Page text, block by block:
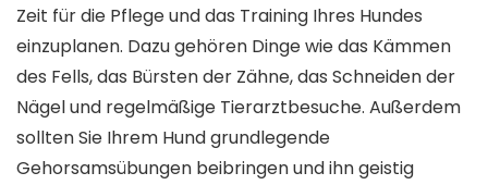
Zeit für die Pflege und das Training Ihres Hundes
einzuplanen. Dazu gehören Dinge wie das Kämmen
des Fells, das Bürsten der Zähne, das Schneiden der
Nägel und regelmäßige Tierarztbesuche. Außerdem
sollten Sie Ihrem Hund grundlegende
Gehorsamsübungen beibringen und ihn geistig